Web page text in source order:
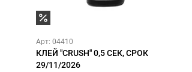
Арт: 04410
КЛЕЙ "CRUSH" 0,5 СЕК, СРОК
29/11/2026